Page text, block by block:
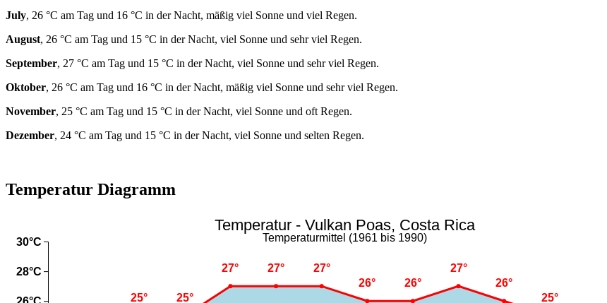
July, 26 °C am Tag und 16 °C in der Nacht, mäßig viel Sonne und viel Regen.
August, 26 °C am Tag und 15 °C in der Nacht, viel Sonne und sehr viel Regen.
September, 27 °C am Tag und 15 °C in der Nacht, viel Sonne und sehr viel Regen.
Oktober, 26 °C am Tag und 16 °C in der Nacht, mäßig viel Sonne und sehr viel Regen.
November, 25 °C am Tag und 15 °C in der Nacht, viel Sonne und oft Regen.
Dezember, 24 °C am Tag und 15 °C in der Nacht, viel Sonne und selten Regen.
Temperatur Diagramm